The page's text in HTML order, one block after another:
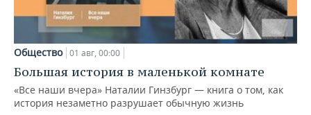
Общество 01 авг, 00:00
Большая история в маленькой комнате
«Все наши вчера» Наталии Гинзбург — книга о том, как
история незаметно разрушает обычную жизнь